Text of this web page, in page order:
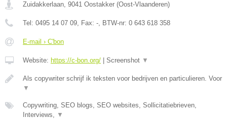
Zuidakkerlaan, 9041 Oostakker (Oost-Vlaanderen)
Tel: 0495 14 07 09, Fax: -, BTW-nr: 0 643 618 358
E-mail › C'bon
Website: https://c-bon.org/ Screenshot ▼
Als copywriter schrijf ik teksten voor bedrijven en particulieren. Voor
▼
Copywriting, SEO blogs, SEO websites, Sollicitatiebrieven,
Interviews, ▼